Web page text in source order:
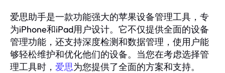
爱思助手是一款功能强大的苹果设备管理工具，专
为iPhone和iPad用户设计。它不仅提供全面的设备
管理功能，还支持深度检测和数据管理，使用户能
够轻松维护和优化他们的设备。当您在考虑选择管
理工具时， 爱思为您提供了全面的方案和支持。